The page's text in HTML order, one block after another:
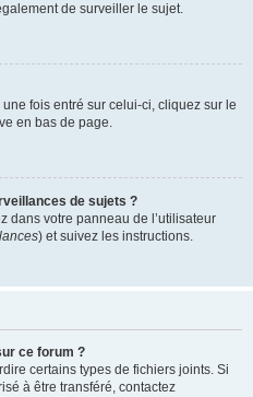
de surveiller le sujet.
fois entré sur celui-ci, cliquez sur le
en bas de page.
de sujets ?
dans votre panneau de l’utilisateur
) et suivez les instructions.
ce forum ?
certains types de fichiers joints. Si
à être transféré, contactez